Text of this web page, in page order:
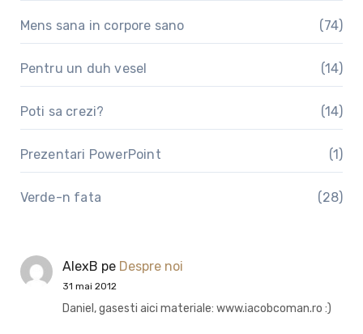
Mens sana in corpore sano (74)
Pentru un duh vesel (14)
Poti sa crezi? (14)
Prezentari PowerPoint (1)
Verde-n fata (28)
AlexB pe Despre noi
31 mai 2012
Daniel, gasesti aici materiale: www.iacobcoman.ro :)